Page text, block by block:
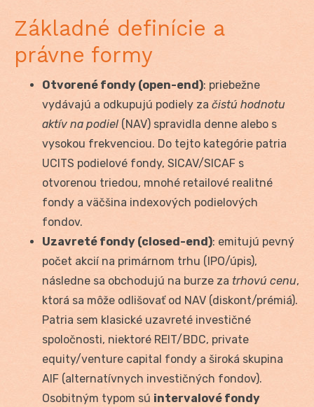
Základné definície a
právne formy
Otvorené fondy (open-end): priebežne
vydávajú a odkupujú podiely za čistú hodnotu
aktív na podiel (NAV) spravidla denne alebo s
vysokou frekvenciou. Do tejto kategórie patria
UCITS podielové fondy, SICAV/SICAF s
otvorenou triedou, mnohé retailové realitné
fondy a väčšina indexových podielových
fondov.
Uzavreté fondy (closed-end): emitujú pevný
počet akcií na primárnom trhu (IPO/úpis),
následne sa obchodujú na burze za trhovú cenu,
ktorá sa môže odlišovať od NAV (diskont/prémiá).
Patria sem klasické uzavreté investičné
spoločnosti, niektoré REIT/BDC, private
equity/venture capital fondy a široká skupina
AIF (alternatívnych investičných fondov).
Osobitným typom sú intervalové fondy